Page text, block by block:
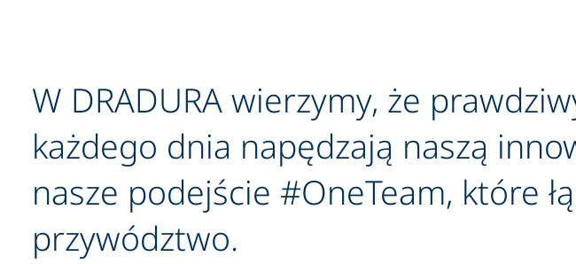
W DRADURA wierzymy, że
każdego dnia napędzają naszą
nasze podejście #OneTeam, które
przywództwo.